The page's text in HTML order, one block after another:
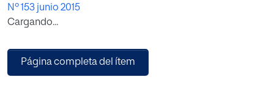
fundación identitaria de la nación estadounidense y la
constitución de cada uno de sus ciudadanos como
descubrimiento de su influencia en la obra de Nietzsche
está obligando a los investigadores a una reinterpretación
Nº 153 junio 2015
Cargando...
Página completa del ítem